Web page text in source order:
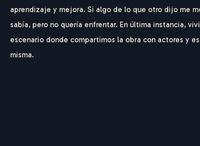
aprendizaje y mejora. Si algo de lo que otro dijo me
sabía, pero no quería enfrentar. En última instancia,
escenario donde compartimos la obra con actores y
misma.